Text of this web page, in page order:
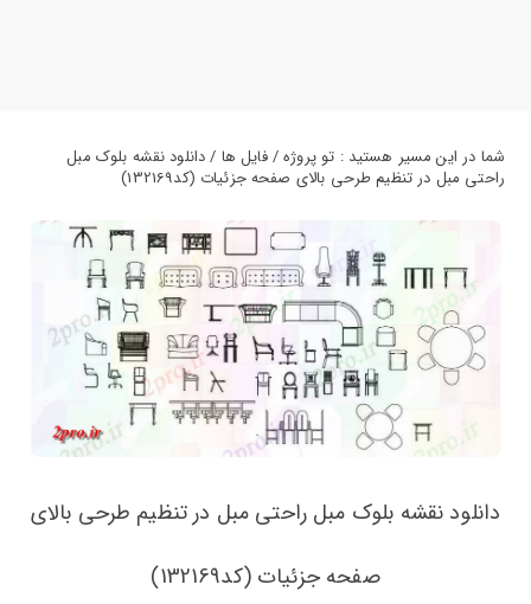
شما در این مسیر هستید : تو پروژه / فایل ها / دانلود نقشه بلوک مبل
راحتی مبل در تنظیم طرحی بالای صفحه جزئیات (کد132169)
دانلود نقشه بلوک مبل راحتی مبل در تنظیم طرحی بالای
صفحه جزئیات (کد132169)